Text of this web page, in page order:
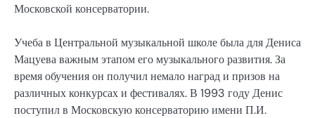
Московской консерватории.
Учеба в Центральной музыкальной школе была для Дениса
Мацуева важным этапом его музыкального развития. За
время обучения он получил немало наград и призов на
различных конкурсах и фестивалях. В 1993 году Денис
поступил в Московскую консерваторию имени П.И.